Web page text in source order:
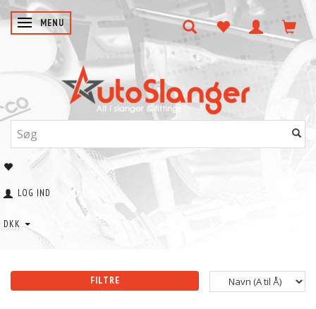
SKIFTE NAVIGATION
MENU
LOG IND
DKK
FILTRE